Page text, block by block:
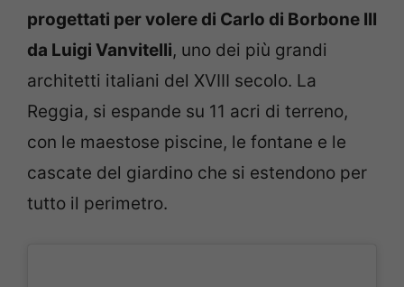
progettati per volere di Carlo di Borbone III
da Luigi Vanvitelli, uno dei più grandi
architetti italiani del XVIII secolo. La
Reggia, si espande su 11 acri di terreno,
con le maestose piscine, le fontane e le
cascate del giardino che si estendono per
tutto il perimetro.